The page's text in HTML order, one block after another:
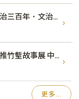
國立清大展出「竹塹故事－設治三百年．文治兩百年」文物展 台灣即時報
›
想了解新竹歷史？清大文物館推竹塹故事展 中國時報
›
更多...